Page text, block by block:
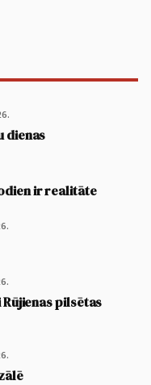
dienas
ir realitāte
pilsētas